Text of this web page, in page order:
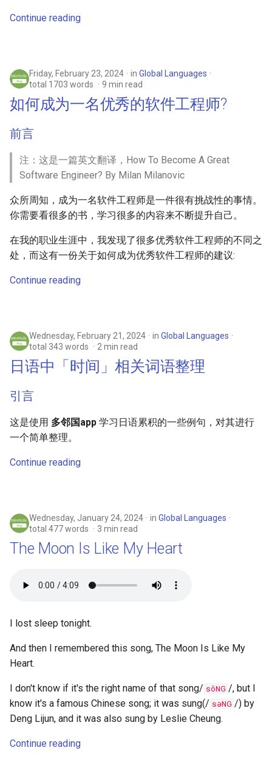
Continue reading
Friday, February 23, 2024 in Global Languages
total 1703 words
9 min read
如何成为一名优秀的软件工程师?
前言
注：这是一篇英文翻译，How To Become A Great
Software Engineer? By Milan Milanovic
众所周知，成为一名软件工程师是一件很有挑战性的事情。
你需要看很多的书，学习很多的内容来不断提升自己。
在我的职业生涯中，我发现了很多优秀软件工程师的不同之
处，而这有一份关于如何成为优秀软件工程师的建议:
Continue reading
Wednesday, February 21, 2024 in Global Languages
total 343 words
2 min read
日语中「时间」相关词语整理
引言
这是使用 多邻国app 学习日语累积的一些例句，对其进行
一个简单整理。
Continue reading
Wednesday, January 24, 2024 in Global Languages
total 477 words
3 min read
The Moon Is Like My Heart
I lost sleep tonight.
And then I remembered this song, The Moon Is Like My
Heart.
I don't know if it's the right name of that song/ sôNG /, but I
know it's a famous Chinese song; it was sung(/ səNG /) by
Deng Lijun, and it was also sung by Leslie Cheung.
Continue reading